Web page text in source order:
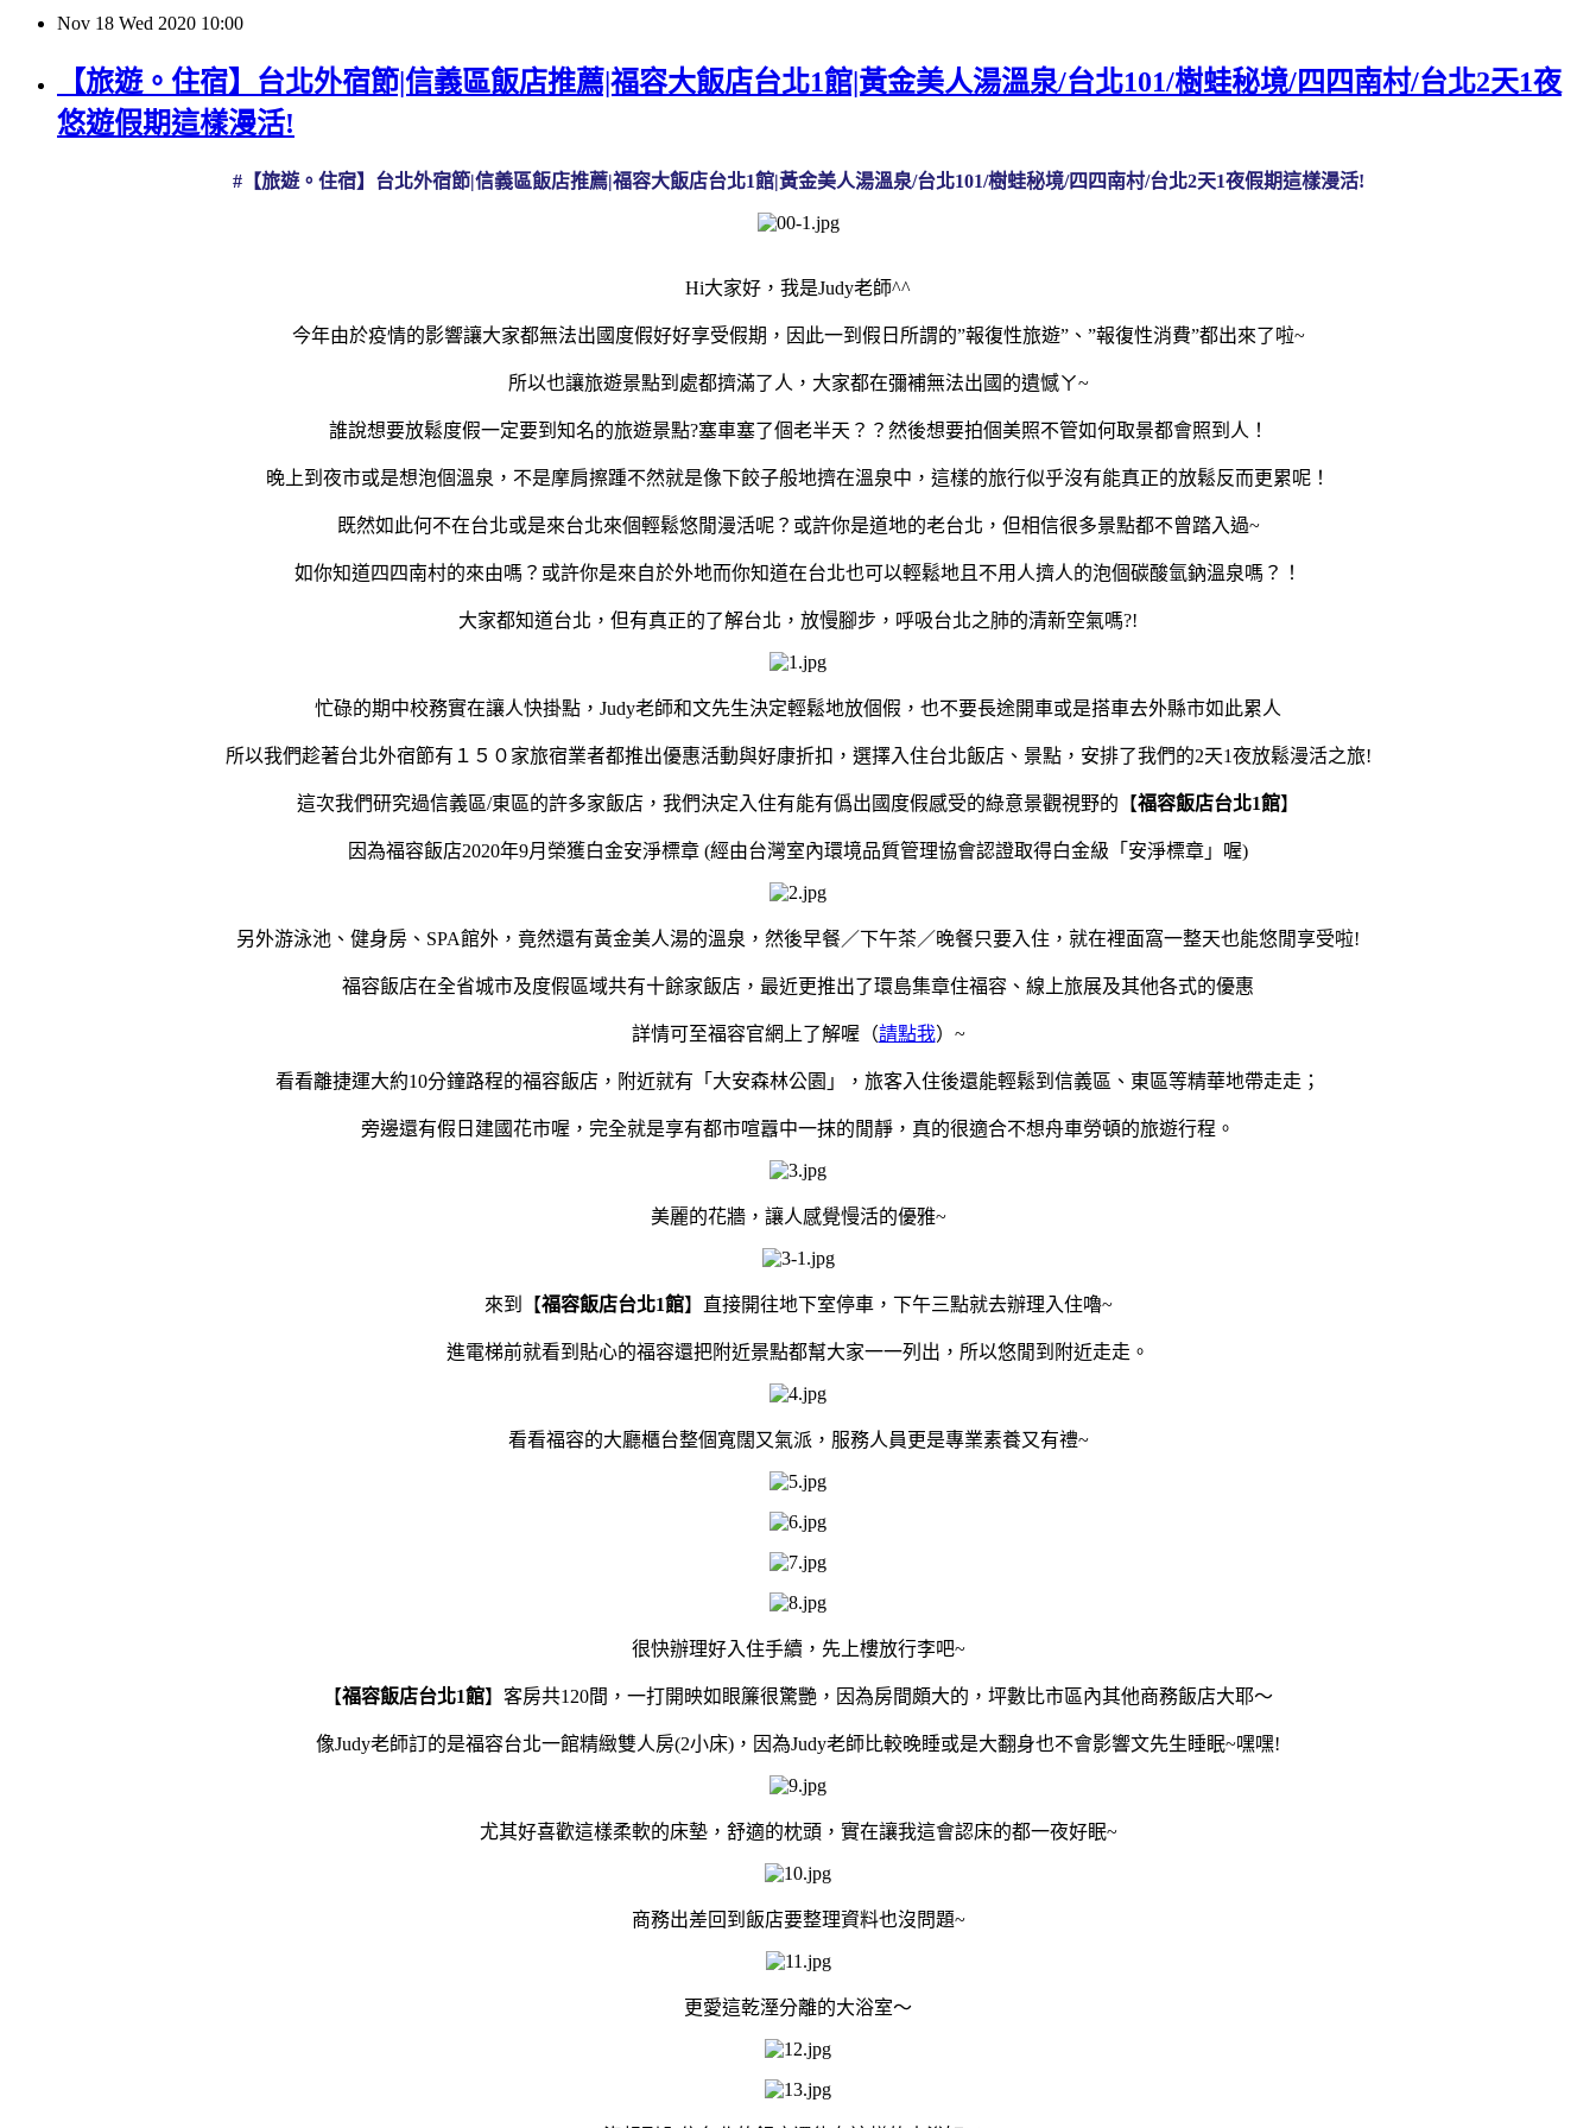
Nov 18 Wed 2020 10:00
【旅遊。住宿】台北外宿節|信義區飯店推薦|福容大飯店台北1館|黃金美人湯溫泉/台北101/樹蛙秘境/四四南村/台北2天1夜
悠遊假期這樣漫活!
#【旅遊。住宿】台北外宿節|信義區飯店推薦|福容大飯店台北1館|黃金美人湯溫泉/台北101/樹蛙秘境/四四南村/台北2天1夜假期這樣漫活!
Hi大家好，我是Judy老師^^
今年由於疫情的影響讓大家都無法出國度假好好享受假期，因此一到假日所謂的”報復性旅遊”、 ”報復性消費”都出來了啦~
所以也讓旅遊景點到處都擠滿了人，大家都在彌補無法出國的遺憾ㄚ~
誰說想要放鬆度假一定要到知名的旅遊景點?塞車塞了個老半天？？ 然後想要拍個美照不管如何取景都會照到人！
晚上到夜市或是想泡個溫泉，不是摩肩擦踵不然就是像下餃子般地擠在溫泉中，這樣的旅行似乎沒有能真正的放鬆反而更累呢！
既然如此何不在台北或是來台北來個輕鬆悠閒漫活呢？或許你是道地的老台北，但相信很多景點都不曾踏入過~
如你知道四四南村的來由嗎？或許你是來自於外地而你知道在台北也可以輕鬆地且不用人擠人的泡個碳酸氫鈉溫泉嗎？！
大家都知道台北，但有真正的了解台北，放慢腳步，呼吸台北之肺的清新空氣嗎?!
忙碌的期中校務實在讓人快掛點，Judy老師和文先生決定輕鬆地放個假，也不要長途開車或是搭車去外縣市如此累人
所以我們趁著台北外宿節有１５０家旅宿業者都推出優惠活動與好康折扣，選擇入住台北飯店、景點，安排了我們的2天1夜放鬆漫活之旅!
這次我們研究過信義區/東區的許多家飯店，我們決定入住有能有僞出國度假感受的綠意景觀視野的 【福容飯店台北1館】
因為福容飯店2020年9月榮獲白金安淨標章 (經由台灣室內環境品質管理協會認證取得白金級「安淨標章」喔)
另外游泳池 、 健身房 、 SPA館外，竟然還有黃金美人湯的溫泉 ，然後早餐／下午茶／晚餐只要入住，就在裡面窩一整天也能悠閒享受啦!
福容飯店在全省城市及度假區域共有十餘家飯店，最近更推出了環島集章住福容、線上旅展及其他各式的優惠
詳情可至福容官網上了解喔（請點我）~
看看離捷運大約10分鐘路程的福容飯店，附近就有「 大安森林公園 」，旅客入住後還能輕鬆到信義區、東區等精華地帶走走；
旁邊還有假日建國花市喔，完全就是享有都市喧囂中一抹的閒靜，真的很適合不想舟車勞頓的旅遊行程。
美麗的花牆，讓人感覺慢活的優雅~
來到【福容飯店台北1館】直接開往地下室停車，下午三點就去辦理入住嚕~
進電梯前就看到貼心的福容還把附近景點都幫大家一一列出，所以悠閒到附近走走。
看看福容的大廳櫃台整個寬闊又氣派，服務人員更是專業素養又有禮~
很快辦理好入住手續，先上樓放行李吧~
【福容飯店台北1館】客房共120間，一打開映如眼簾很驚艷，因為房間頗大的，坪數比市區內其他商務飯店大耶～
像Judy老師訂的是福容台北一館精緻雙人房(2小床)，因為Judy老師比較晚睡或是大翻身也不會影響文先生睡眠~嘿嘿!
尤其好喜歡這樣柔軟的床墊，舒適的枕頭，實在讓我這會認床的都一夜好眠~
商務出差回到飯店要整理資料也沒問題~
更愛這乾溼分離的大浴室～